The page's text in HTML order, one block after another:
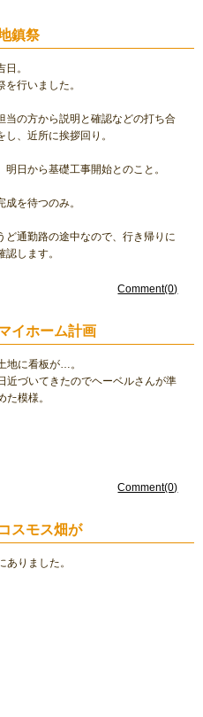
鎮祭
日。
を行いました。
当の方から説明と確認などの打ち合
し、近所に挨拶回り。
明日から基礎工事開始とのこと。
成を待つのみ。
ど通勤路の途中なので、行き帰りに
認します。
Comment(0)
イホーム計画
地に看板が…。
近づいてきたのでヘーベルさんが準
た模様。
Comment(0)
スモス畑が
ありました。